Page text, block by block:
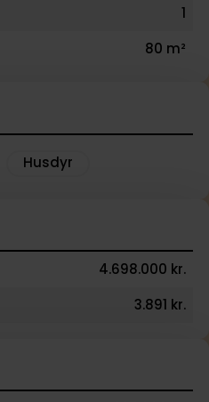
1
80 m²
Husdyr
4.698.000 kr.
3.891 kr.